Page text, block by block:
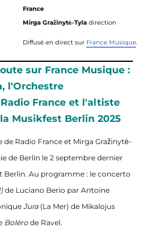
France
Mirga Gražinytė-Tyla direction
Diffusé en direct sur France Musique.
sur France Musique :
l'Orchestre
France et l'altiste
Musikfest Berlin 2025
Radio France et Mirga Gražinytė-
de Berlin le 2 septembre dernier
Berlin. Au programme : le concerto
de Luciano Berio par Antoine
Jura (La Mer) de Mikalojus
Boléro de Ravel.